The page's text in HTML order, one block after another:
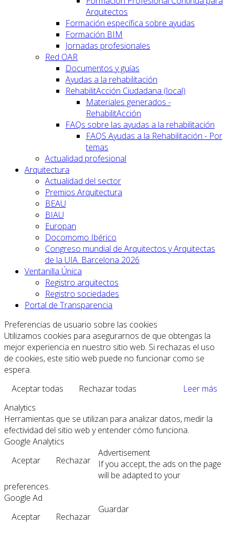
Arquitectos
Formación específica sobre ayudas
Formación BIM
Jornadas profesionales
Red OAR
Documentos y guías
Ayudas a la rehabilitación
RehabilitAcción Ciudadana (local)
Materiales generados -
RehabilitAcción
FAQs sobre las ayudas a la rehabilitación
FAQS Ayudas a la Rehabilitación - Por
temas
Actualidad profesional
Arquitectura
Actualidad del sector
Premios Arquitectura
BEAU
BIAU
Europan
Docomomo Ibérico
Congreso mundial de Arquitectos y Arquitectas
de la UIA. Barcelona 2026
Ventanilla Única
Registro arquitectos
Registro sociedades
Portal de Transparencia
Preferencias de usuario sobre las cookies
Utilizamos cookies para asegurarnos de que obtengas la
mejor experiencia en nuestro sitio web. Si rechazas el uso
de cookies, este sitio web puede no funcionar como se
espera.
Aceptar todas
Rechazar todas
Leer más
Analytics
Herramientas que se utilizan para analizar datos, medir la
efectividad del sitio web y entender cómo funciona.
Google Analytics
Aceptar
Rechazar
Advertisement
If you accept, the ads on the page
will be adapted to your
preferences.
Google Ad
Aceptar
Rechazar
Guardar